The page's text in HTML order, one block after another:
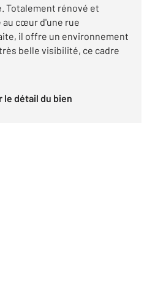
Totalement rénové et
cœur d'une rue
il offre un environnement
belle visibilité, ce cadre
le détail du bien